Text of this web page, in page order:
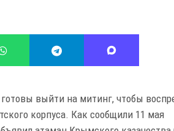
выйти на митинг, чтобы
корпуса. Как сообщили 11 мая